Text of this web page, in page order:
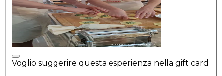
Voglio suggerire questa esperienza nella gift card